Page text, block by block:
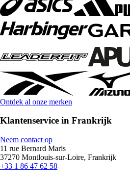
Ontdek al onze merken
Klantenservice in Frankrijk
Neem contact op
11 rue Bernard Maris
37270 Montlouis-sur-Loire, Frankrijk
+33 1 86 47 62 58